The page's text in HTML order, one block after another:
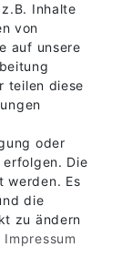
Inhalte
von
auf unsere
teilen diese
oder
Die
werden. Es
die
zu ändern
Impressum